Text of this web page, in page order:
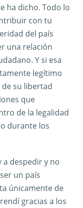
ha dicho. Todo lo
con tu
del país
una relación
Y si esa
legítimo
su libertad
que
de la legalidad
durante los
a despedir y no
un país
únicamente de
gracias a los